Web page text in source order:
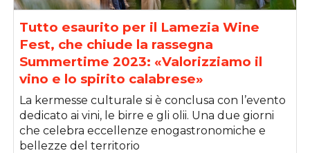
Tutto esaurito per il Lamezia Wine
Fest, che chiude la rassegna
Summertime 2023: «Valorizziamo il
vino e lo spirito calabrese»
La kermesse culturale si è conclusa con l’evento
dedicato ai vini, le birre e gli olii. Una due giorni
che celebra eccellenze enogastronomiche e
bellezze del territorio